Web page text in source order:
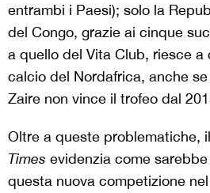
entrambi i Paesi); solo la
del Congo, grazie ai cinque
a quello del Vita Club, riesce a
calcio del Nordafrica, anche
Zaire non vince il trofeo dal
Oltre a queste problematiche, il
Times evidenzia come
questa nuova competizione